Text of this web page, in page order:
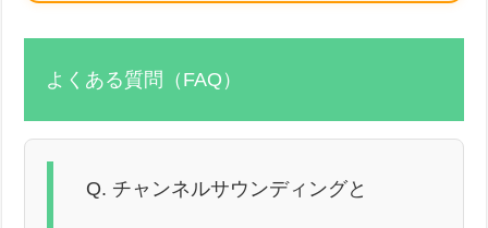
よくある質問（FAQ）
Q. チャンネルサウンディングと